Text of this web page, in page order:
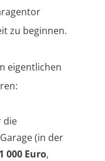
zu beginnen.
eigentlichen
die
(in der
000 Euro,